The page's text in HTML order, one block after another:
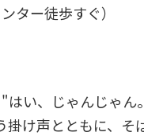
ター徒歩すぐ）
はい、じゃんじゃん
掛け声とともに、そ